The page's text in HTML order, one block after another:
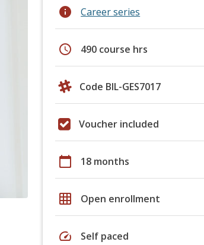
info Career series
schedule 490 course hrs
Code BIL-GES7017
Voucher included
calendar_today 18 months
grid_on Open enrollment
speed Self paced